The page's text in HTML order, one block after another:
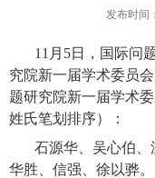
发布时间
11 月 5日，国际问
究院新一届学术委员
题研究院新一届学术
姓氏笔划排序）：
石源华、吴心伯
华胜、信强、徐以骅。